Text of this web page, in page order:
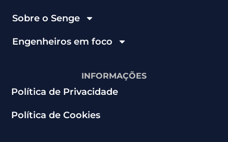
Sobre o Senge
Engenheiros em foco
INFORMAÇÕES
Política de Privacidade
Política de Cookies